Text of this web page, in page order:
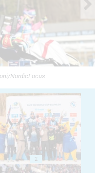
NordicFocus
2